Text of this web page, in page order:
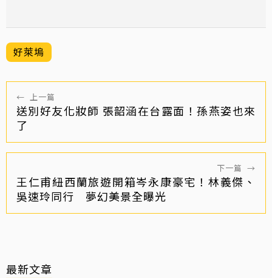
好萊塢
← 上一篇
送別好友化妝師 張韶涵在台露面！孫燕姿也來
了
下一篇 →
王仁甫紐西蘭旅遊開箱岑永康豪宅！林義傑、
吳速玲同行 夢幻美景全曝光
最新文章